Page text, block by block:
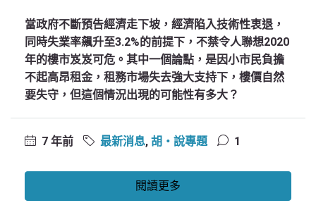
當政府不斷預告經濟走下坡，經濟陷入技術性衷退，
同時失業率飆升至3.2%的前提下，不禁令人聯想2020
年的樓市岌岌可危。其中一個論點，是因小市民負擔
不起高昂租金，租務市場失去強大支持下，樓價自然
要失守，但這個情況出現的可能性有多大？
7 年前 最新消息, 胡‧說專題 1
閱讀更多